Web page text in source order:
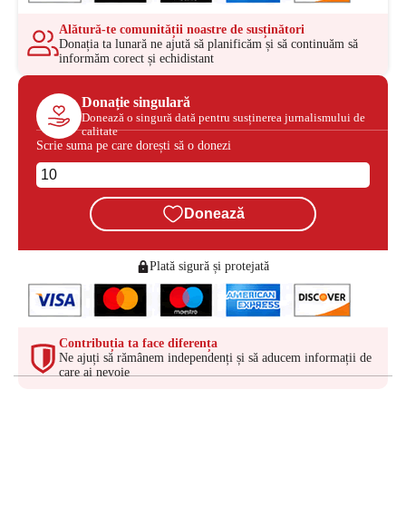
Alătură-te comunității noastre de susținători
Donația ta lunară ne ajută să planificăm și să continuăm să
informăm corect și echidistant
Donație singulară
Donează o singură dată pentru susținerea jurnalismului de
calitate
Scrie suma pe care dorești să o donezi
Donează
Plată sigură și protejată
Contribuția ta face diferența
Ne ajuți să rămânem independenți și să aducem informații de
care ai nevoie